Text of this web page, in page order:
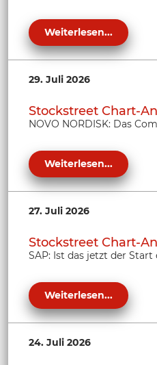
Weiterlesen...
29. Juli 2026
Stockstreet Chart-
NOVO NORDISK: Das
Weiterlesen...
27. Juli 2026
Stockstreet Chart-
SAP: Ist das jetzt der Start
Weiterlesen...
24. Juli 2026